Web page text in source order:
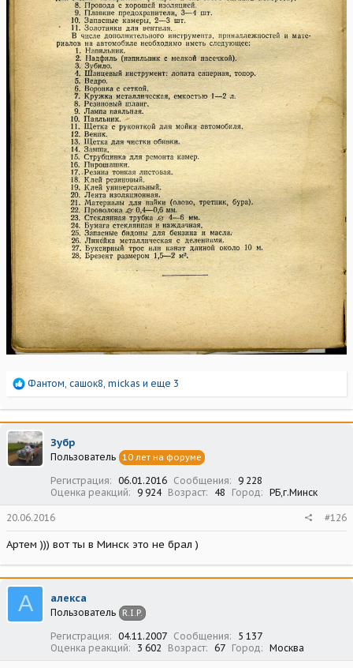
Р
а
к
ц
и
и
Фантом сашок8 mickas и еще 3
Зубр
Пользователь 10 лет на форуме
Регистрация 06.01.2016 Сообщения
9 228
Оценка реакций
9 924 Возраст 48 Город РБ,г.Минск
20.06.2016 #126
Артем ))) вот ты в Минск это не брал )
А алекса
Пользователь R.I.P.
Регистрация 04.11.2007 Сообщения
5 137
Оценка реакций
3 602 Возраст 67 Город Москва